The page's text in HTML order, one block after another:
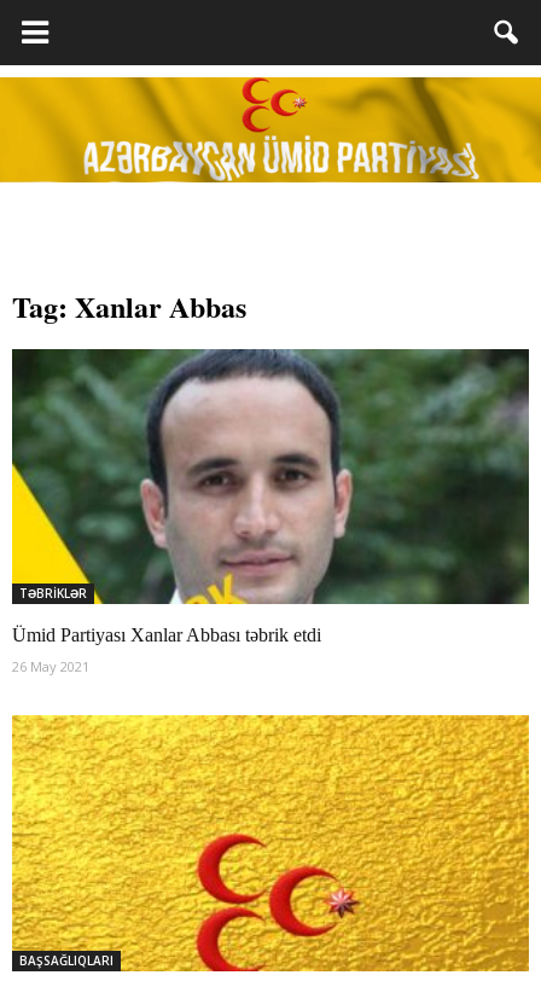
Tag: Xanlar Abbas
TƏBRİKLƏR
Ümid Partiyası Xanlar Abbası təbrik etdi
26 May 2021
BAŞSAĞLIQLARI